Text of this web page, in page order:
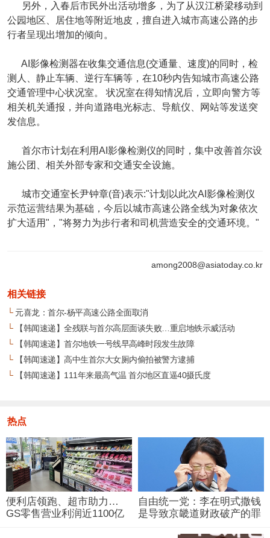
另外，入春后市民外出活动增多，为了从汉江桥梁移动到
公园地区、居住地等附近地皮，擅自进入城市高速公路的步
行者呈现出增加的倾向。
AI影像检测器在收集交通信息(交通量、速度)的同时，检
测人、静止车辆、逆行车辆等，在10秒内告知城市高速公路
交通管理中心状况室。 状况室在得知情况后，立即向警方等
相关机关通报，并向道路电光标志、导航仪、网站等发送突
发信息。
首尔市计划在利用AI影像检测仪的同时，集中改善首尔设
施公团、相关外部专家和交通安全设施。
城市交通室长尹钟章(音)表示:"计划以此次AI影像检测仪
示范运营结果为基础，今后以城市高速公路全线为对象依次
扩大适用"，"将努力为步行者和司机营造安全的交通环境。"
among2008@asiatoday.co.kr
相关链接
└元喜龙：首尔-杨平高速公路全面取消
└【韩闻速递】全残联与首尔高层面谈失败…重启地铁示威活动
└【韩闻速递】首尔地铁一号线早高峰时段发生故障
└【韩闻速递】高中生首尔大女厕内偷拍被警方逮捕
└【韩闻速递】111年来最高气温 首尔地区直逼40摄氏度
热点
便利店领跑、超市助力…
GS零售营业利润近1100亿
自由统一党：李在明式撒钱
是导致京畿道财政破产的罪